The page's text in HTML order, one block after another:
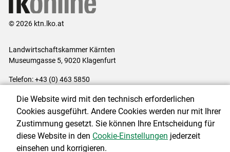
© 2026 ktn.lko.at
Landwirtschaftskammer Kärnten
Museumgasse 5, 9020 Klagenfurt
Telefon: +43 (0) 463 5850
Impressum|Kontakt|Datenschutzerklärung|Barrierefreiheit|
Cookie-Einstellungen
Die Website wird mit den technisch erforderlichen
Cookies ausgeführt. Andere Cookies werden nur mit Ihrer
Zustimmung gesetzt. Sie können Ihre Entscheidung für
diese Website in den Cookie-Einstellungen jederzeit
einsehen und korrigieren.